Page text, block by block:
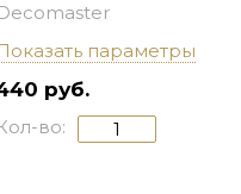
параметры
руб.
во: